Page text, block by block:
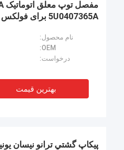
5U0407365A برای فولکس واگن پولو آودی صندلی اسکودا
نام محصول:
OEM:
درخواست:
بهترین قیمت